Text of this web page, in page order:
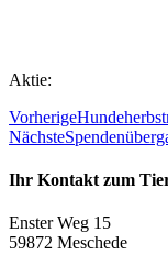
Aktie:
Vorherige
Nächste
Ihr Kontakt zum
Enster Weg 15
59872 Meschede